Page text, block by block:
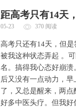
距高考只有14天
05-23 370 阅读
高考只还有14天，但
被我这种状态弄起 。
名。搞得我心态好崩
后又没有一点动力，
了，又总是醒来，两
好多中医头疗。但我